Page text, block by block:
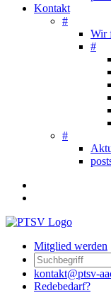
Kontakt
#
Wir
#
#
Mitglied werden
kontakt@ptsv-
Redebedarf?